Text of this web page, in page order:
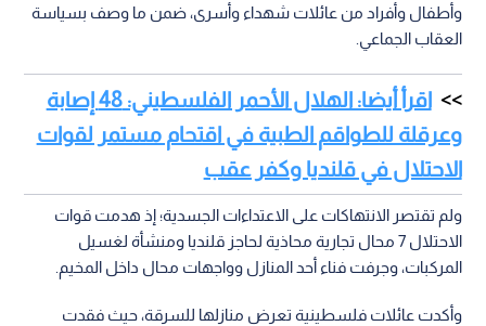
وأطفال وأفراد من عائلات شهداء وأسرى، ضمن ما وصف بسياسة
العقاب الجماعي.
اقرأ أيضا: الهلال الأحمر الفلسطيني: 48 إصابة
وعرقلة للطواقم الطبية في اقتحام مستمر لقوات
الاحتلال في قلنديا وكفر عقب
ولم تقتصر الانتهاكات على الاعتداءات الجسدية؛ إذ هدمت قوات
الاحتلال 7 محال تجارية محاذية لحاجز قلنديا ومنشأة لغسيل
المركبات، وجرفت فناء أحد المنازل وواجهات محال داخل المخيم.
وأكدت عائلات فلسطينية تعرض منازلها للسرقة، حيث فقدت